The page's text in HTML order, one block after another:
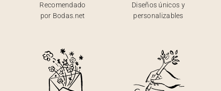
Recomendado
por Bodas.net
Diseños únicos y
personalizables